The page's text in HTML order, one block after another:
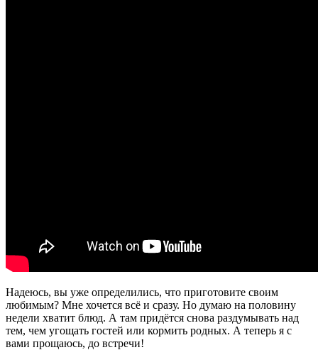
Надеюсь, вы уже определились, что приготовите своим
любимым? Мне хочется всё и сразу. Но думаю на половину
недели хватит блюд. А там придётся снова раздумывать над
тем, чем угощать гостей или кормить родных. А теперь я с
вами прощаюсь, до встречи!